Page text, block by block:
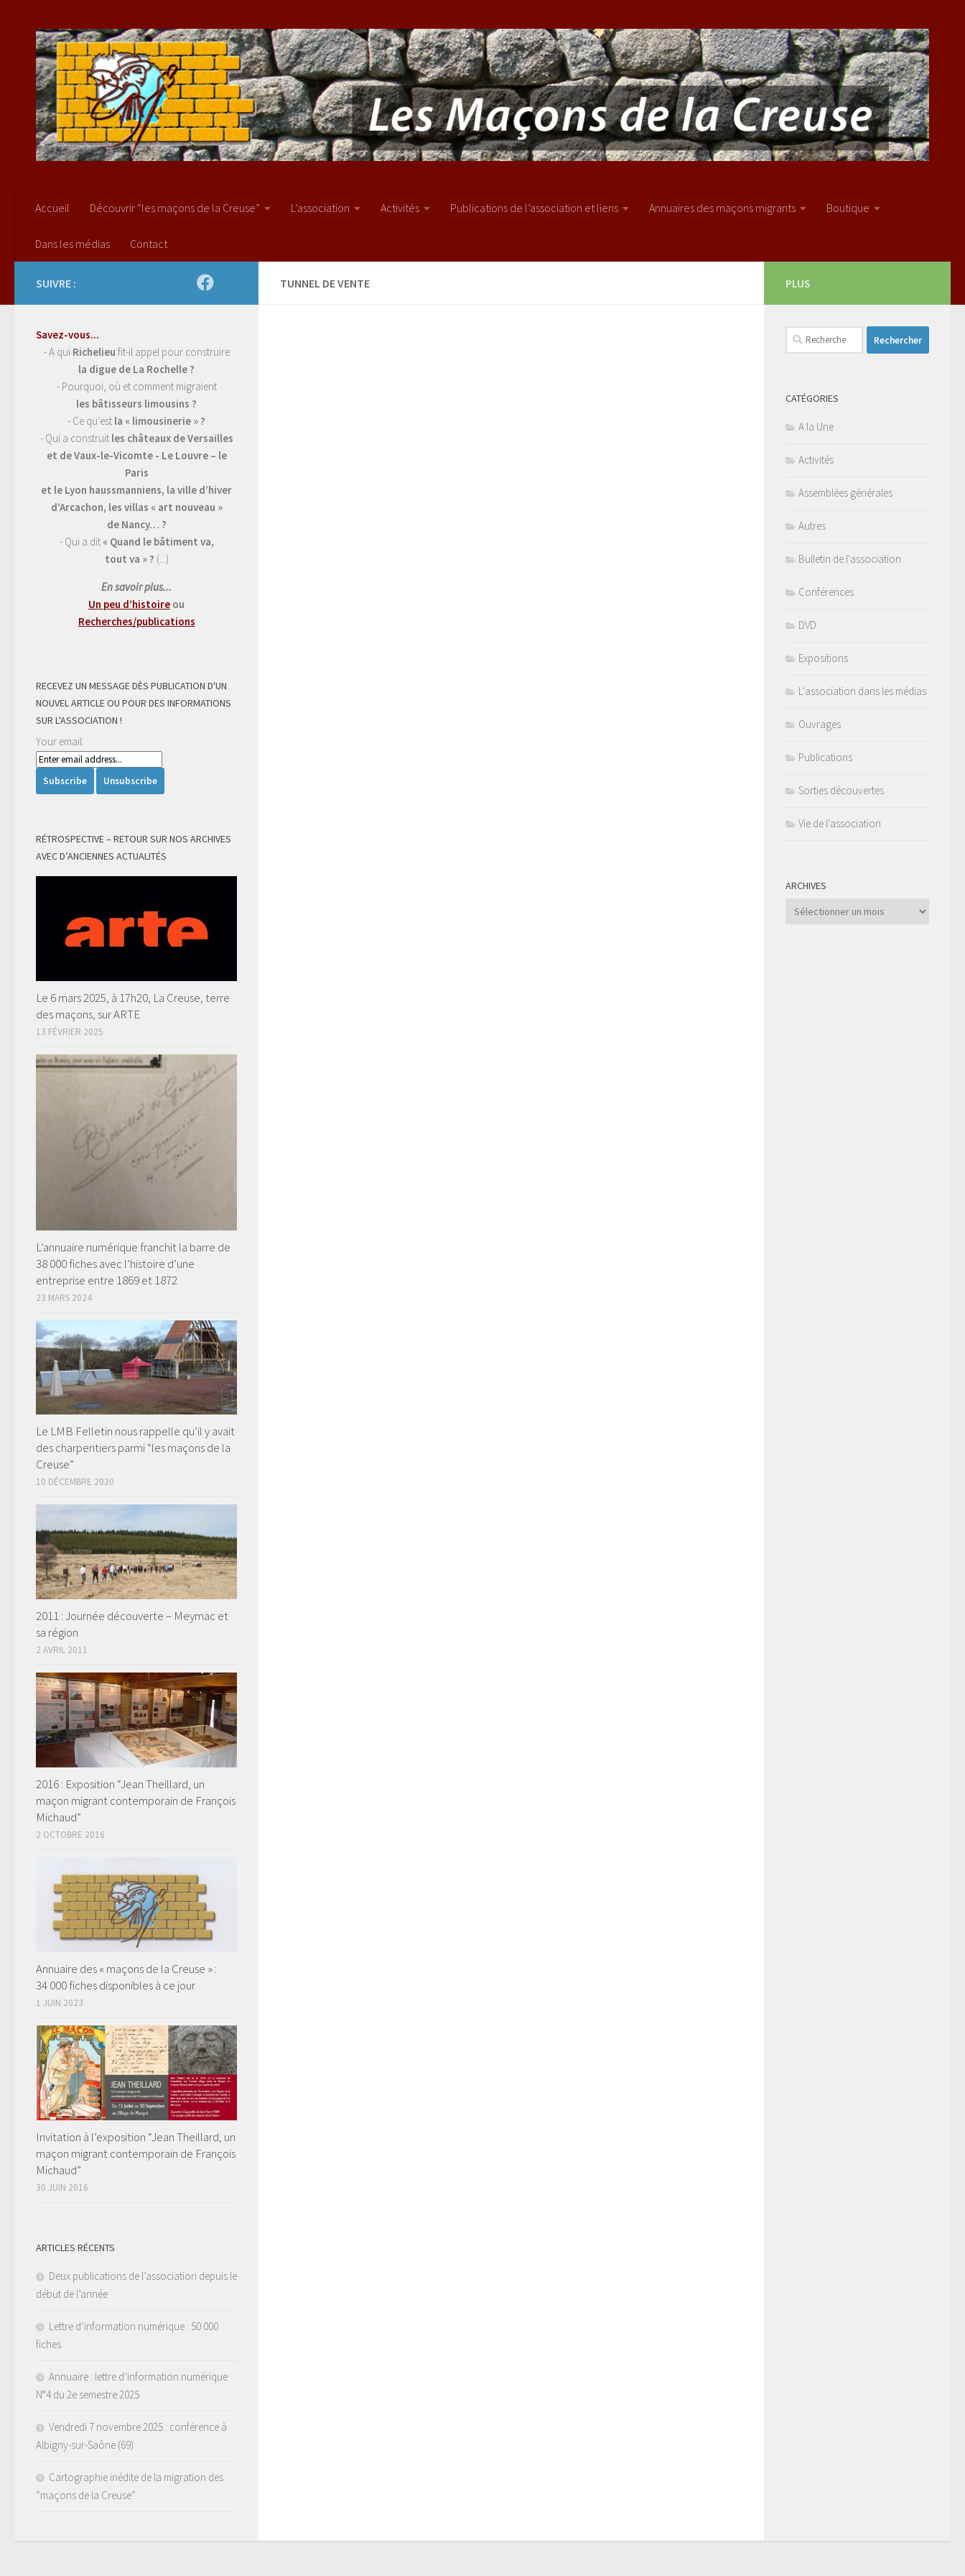
Accueil Découvrir “les maçons de la Creuse” L’association Activités Publications de l’association et liens Annuaires des maçons migrants Boutique
Dans les médias Contact
TUNNEL DE VENTE
SUIVRE :
Savez-vous...
- A qui Richelieu fit-il appel pour construire
la digue de La Rochelle ?
- Pourquoi, où et comment migraient
les bâtisseurs limousins ?
- Ce qu’est la « limousinerie » ?
- Qui a construitles châteaux de Versailles
et de Vaux-le-Vicomte - Le Louvre – le
Paris
et le Lyon haussmanniens, la ville d’hiver
d’Arcachon, les villas « art nouveau »
de Nancy… ?
- Qui a dit« Quand le bâtiment va,
tout va » ? (...)
En savoir plus...
Un peu d’histoire ou
Recherches/publications
RECEVEZ UN MESSAGE DÈS PUBLICATION D'UN
NOUVEL ARTICLE OU POUR DES INFORMATIONS
SUR L'ASSOCIATION !
Your email:
RÉTROSPECTIVE – RETOUR SUR NOS ARCHIVES
AVEC D’ANCIENNES ACTUALITÉS
Le 6 mars 2025, à 17h20, La Creuse, terre
des maçons, sur ARTE
13 FÉVRIER 2025
L’annuaire numérique franchit la barre de
38 000 fiches avec l’histoire d’une
entreprise entre 1869 et 1872
23 MARS 2024
Le LMB Felletin nous rappelle qu’il y avait
des charpentiers parmi “les maçons de la
Creuse”
10 DÉCEMBRE 2020
2011 : Journée découverte – Meymac et
sa région
2 AVRIL 2011
2016 : Exposition “Jean Theillard, un
maçon migrant contemporain de François
Michaud”
2 OCTOBRE 2016
Annuaire des « maçons de la Creuse » :
34 000 fiches disponibles à ce jour
1 JUIN 2023
Invitation à l’exposition “Jean Theillard, un
maçon migrant contemporain de François
Michaud”
30 JUIN 2016
ARTICLES RÉCENTS
Deux publications de l’association depuis le
début de l’année
Lettre d’information numérique : 50 000
fiches
Annuaire : lettre d’information numérique
N°4 du 2e semestre 2025
Vendredi 7 novembre 2025 : conférence à
Albigny-sur-Saône (69)
Cartographie inédite de la migration des
“maçons de la Creuse”
PLUS
Rechercher :
CATÉGORIES
A la Une
Activités
Assemblées générales
Autres
Bulletin de l'association
Conférences
DVD
Expositions
L'association dans les médias
Ouvrages
Publications
Sorties découvertes
Vie de l'association
ARCHIVES
Archives